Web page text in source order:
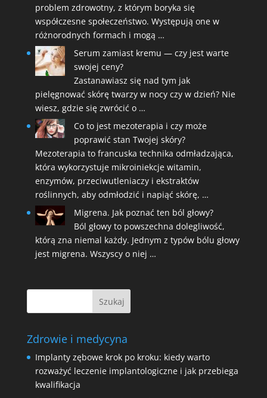
problem zdrowotny, z którym boryka się
współczesne społeczeństwo. Występują one w
różnorodnych formach i mogą …
Serum zamiast kremu — czy jest warte
swojej ceny?
Zastanawiasz się nad tym jak
pielęgnować skórę twarzy w nocy czy w dzień? Nie
wiesz, gdzie się zwrócić o …
Co to jest mezoterapia i czy może
poprawić stan Twojej skóry?
Mezoterapia to francuska technika odmładzająca,
która wykorzystuje mikroiniekcje witamin,
enzymów, przeciwutleniaczy i ekstraktów
roślinnych, aby odmłodzić i napiąć skórę, …
Migrena. Jak poznać ten ból głowy?
Ból głowy to powszechna dolegliwość,
którą zna niemal każdy. Jednym z typów bólu głowy
jest migrena. Wszyscy o niej …
Zdrowie i medycyna
Implanty zębowe krok po kroku: kiedy warto
rozważyć leczenie implantologiczne i jak przebiega
kwalifikacja